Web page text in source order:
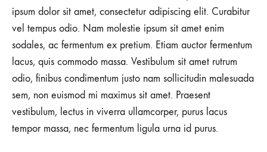
ipsum dolor sit amet, consectetur adipiscing elit. Curabitur
vel tempus odio. Nam molestie ipsum sit amet enim
sodales, ac fermentum ex pretium. Etiam auctor fermentum
lacus, quis commodo massa. Vestibulum sit amet rutrum
odio, finibus condimentum justo nam sollicitudin malesuada
sem, non euismod mi maximus sit amet. Praesent
vestibulum, lectus in viverra ullamcorper, purus lacus
tempor massa, nec fermentum ligula urna id purus.